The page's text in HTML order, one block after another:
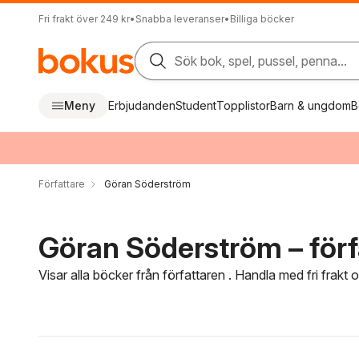
Fri frakt över 249 kr• Snabba leveranser• Billiga böcker
Sök bok, spel, pussel, penna...
Meny ErbjudandenStudentTopplistorBarn & ungdom
Författare Göran Söderström
Göran Söderström –
Visar alla böcker från författaren . Handla med fri frakt